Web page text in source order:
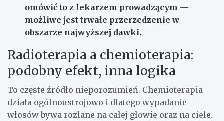
omówić to z lekarzem prowadzącym —
możliwe jest trwałe przerzedzenie w
obszarze najwyższej dawki.
Radioterapia a chemioterapia:
podobny efekt, inna logika
To częste źródło nieporozumień. Chemioterapia
działa ogólnoustrojowo i dlatego wypadanie
włosów bywa rozlane na całej głowie oraz na ciele.